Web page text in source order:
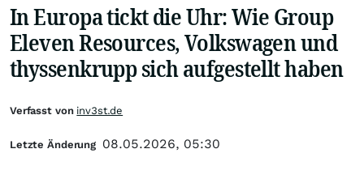
In Europa tickt die Uhr: Wie Group
Eleven Resources, Volkswagen und
thyssenkrupp sich aufgestellt haben
Verfasst von inv3st.de
Letzte Änderung 08.05.2026, 05:30